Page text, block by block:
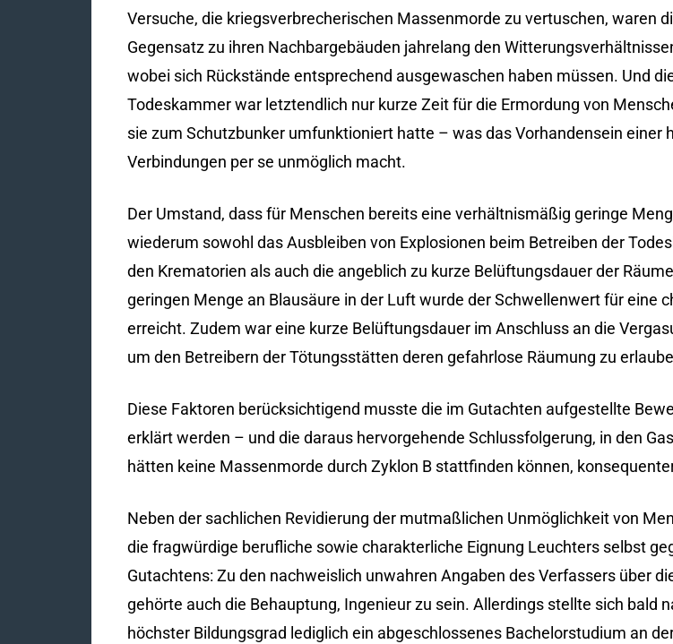
Versuche, die kriegsverbrecherischen Massenmorde zu vertuschen, waren
Gegensatz zu ihren Nachbargebäuden jahrelang den
wobei sich Rückstände entsprechend ausgewaschen haben müssen. Und
Todeskammer war letztendlich nur kurze Zeit für die Ermordung von
sie zum Schutzbunker umfunktioniert hatte – was das Vorhandensein einer
Verbindungen per se unmöglich macht.
Der Umstand, dass für Menschen bereits eine verhältnismäßig geringe
wiederum sowohl das Ausbleiben von Explosionen beim Betreiben der
den Krematorien als auch die angeblich zu kurze Belüftungsdauer der
geringen Menge an Blausäure in der Luft wurde der Schwellenwert für eine
erreicht. Zudem war eine kurze Belüftungsdauer im Anschluss an die
um den Betreibern der Tötungsstätten deren gefahrlose Räumung zu
Diese Faktoren berücksichtigend musste die im Gutachten aufgestellte
erklärt werden – und die daraus hervorgehende Schlussfolgerung, in den
hätten keine Massenmorde durch Zyklon B stattfinden können,
Neben der sachlichen Revidierung der mutmaßlichen Unmöglichkeit von
die fragwürdige berufliche sowie charakterliche Eignung Leuchters selbst
Gutachtens: Zu den nachweislich unwahren Angaben des Verfassers über
gehörte auch die Behauptung, Ingenieur zu sein. Allerdings stellte sich bald
höchster Bildungsgrad lediglich ein abgeschlossenes Bachelorstudium an